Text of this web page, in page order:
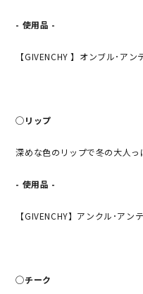
- 使用品 -
【GIVENCHY 】オンブル･アン
◯リップ
深めな色のリップで冬の大人っ
- 使用品 -
【GIVENCHY】アンクル･アン
◯チーク